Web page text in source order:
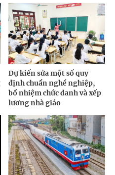
Dự kiến sửa một số quy
định chuẩn nghề nghiệp,
bổ nhiệm chức danh và xếp
lương nhà giáo